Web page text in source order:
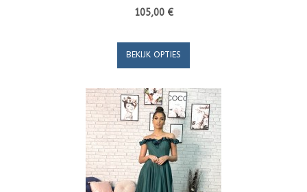
105,00 €
BEKIJK OPTIES